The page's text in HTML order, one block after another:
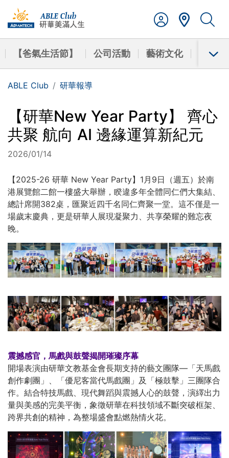
【爸氣生活節】 公司活動 藝術文化 學習
ABLE Club 研華報導
【研華New Year Party】 齊心
共聚 航向 AI 邊緣運算新紀元
2026/01/14
【2025-26 研華 New Year Party】1月9日（週五）於南
港展覽館二館一樓盛大舉辦，睽違多年全體同仁們大集結、
總計席開382桌，匯聚近四千名同仁齊聚一堂。這不僅是一
場歲末慶典，更是研華人展現凝聚力、共享榮耀的難忘夜
晚。
震撼感官，馬戲與鼓聲揭開璀璨序幕
開場表演由研華文教基金會長期支持的藝文團隊—「天馬戲
創作劇團」、「優尼客當代馬戲團」及「極鼓擊」三團隊合
作。結合特技馬戲、現代舞蹈與震撼人心的鼓聲，演繹出力
量與美感的完美平衡，象徵研華在科技領域不斷突破框架、
跨界共創的精神，為整場盛會點燃熱情火花。